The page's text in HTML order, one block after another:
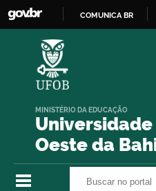
COMUNICA BR
Oeste da
MINISTÉRIO DA EDUCAÇÃO